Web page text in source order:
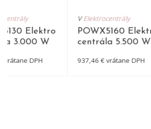
Elektro
3.000 W
DPH
Elektrocentrály
POWX5160 Elektro
centrála 5.500 W
937,46 € vrátane DPH